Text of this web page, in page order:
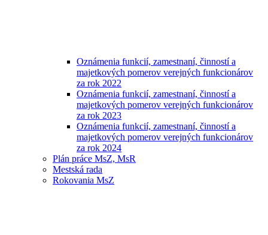
Oznámenia funkcií, zamestnaní, činností a
majetkových pomerov verejných funkcionárov
za rok 2022
Oznámenia funkcií, zamestnaní, činností a
majetkových pomerov verejných funkcionárov
za rok 2023
Oznámenia funkcií, zamestnaní, činností a
majetkových pomerov verejných funkcionárov
za rok 2024
Plán práce MsZ, MsR
Mestská rada
Rokovania MsZ